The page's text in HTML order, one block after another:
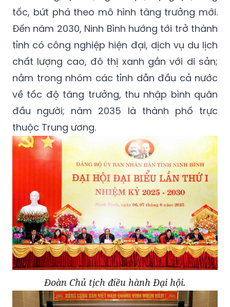
tốc, bứt phá theo mô hình tăng trưởng mới.
Đến năm 2030, Ninh Bình hướng tới trở thành
tỉnh có công nghiệp hiện đại, dịch vụ du lịch
chất lượng cao, đô thị xanh gắn với di sản;
nằm trong nhóm các tỉnh dẫn đầu cả nước
về tốc độ tăng trưởng, thu nhập bình quân
đầu người; năm 2035 là thành phố trực
thuộc Trung ương.
Đoàn Chủ tịch điều hành Đại hội.